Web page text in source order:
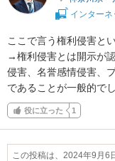
インター
ここで言う権利侵害と
→権利侵害とは開示が
侵害、名誉感情侵害、
であることが一般的でし
役に立った 1
この投稿は、2024年9月6